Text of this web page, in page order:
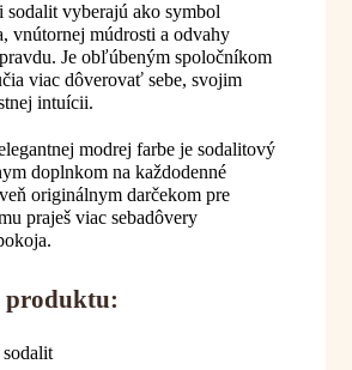
vyberajú ako symbol
vnútornej múdrosti a odvahy
Je obľúbeným spoločníkom
viac dôverovať sebe, svojim
intuícii.
modrej farbe je sodalitový
doplnkom na každodenné
originálnym darčekom pre
praješ viac sebadôvery
produktu: